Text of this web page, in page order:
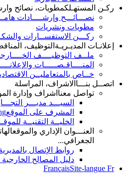
المستهـلك مطويات، نصائح وارشادات
نصـــائـــح وإرشــــادات هامــة
مطويات ونشريات
ركـــن الاستفســارات والشكـــاوي
المديـريـة التوظيف، المناقصات
ملــف التوظيــــف الخــــارجـــي
المنــــاقـصـــــات والإعلانـــــــات
خــاص بالمتعامليــن الاقتصاديــن
بنـــاالاشراف، المراسلة
تواصل معنا اشراف وإدارة الموقع
السيـــد مديـــر التجـــارة
بريد
المشرف على الموقع
الخليــة التقنيــة للموقــــع
العنـــوان الإداري والموقعالهاتف،
الجغرافي...
روابط الإتصال بالمديرية
دليل المصالح الخارجية للوزارة
FrançaisSite-langue